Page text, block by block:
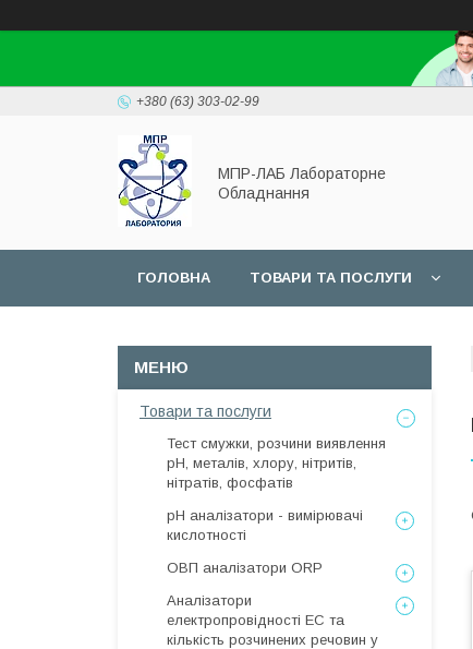
+380 (63) 303-02-99
МПР-ЛАБ Лабораторне
Обладнання
ГОЛОВНА ТОВАРИ ТА ПОСЛУГИ
Товари та послуги
Тест смужки, розчини виявлення
рН, металів, хлору, нітритів,
нітратів, фосфатів
рН аналізатори - вимірювачі
кислотності
ОВП аналізатори ORP
Аналізатори
електропровідності EC та
кількість розчинених речовин у